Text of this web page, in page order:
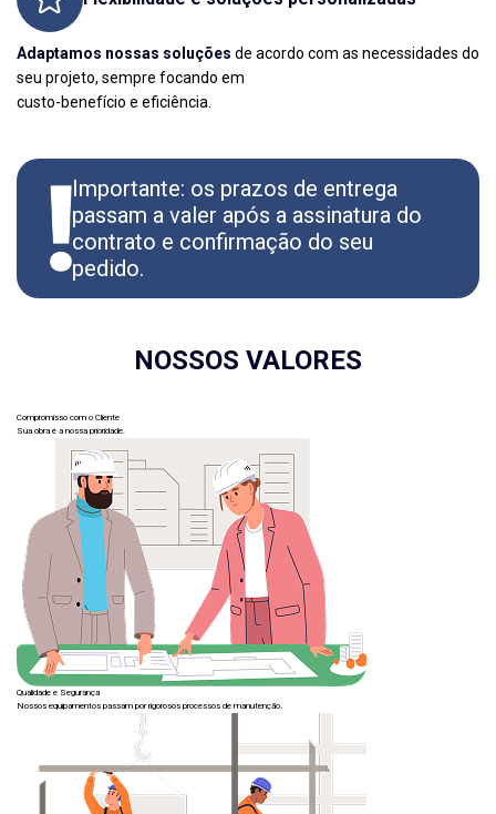
Adaptamos nossas soluções de acordo com as necessidades do
seu projeto, sempre focando em
custo-benefício e eficiência.
Importante: os prazos de entrega
passam a valer após a assinatura do
contrato e confirmação do seu
pedido.
NOSSOS VALORES
Compromisso com o Cliente
Sua obra é a nossa prioridade.
Qualidade e Segurança
Nossos equipamentos passam por rigorosos processos de manutenção.